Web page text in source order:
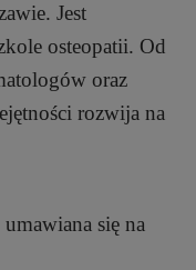
Jest
osteopatii. Od
oraz
rozwija na
się na